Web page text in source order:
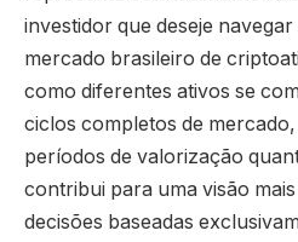
investidor que deseje
mercado brasileiro de
como diferentes ativos se
ciclos completos de
períodos de valorização
contribui para uma visão
decisões baseadas